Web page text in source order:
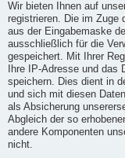
Wir bieten Ihnen auf
registrieren. Die im Zuge
aus der Eingabemaske
ausschließlich für die
gespeichert. Mit Ihrer
Ihre IP-Adresse und das
speichern. Dies dient in
und sich mit diesen
als Absicherung
Abgleich der so
andere Komponenten
nicht.